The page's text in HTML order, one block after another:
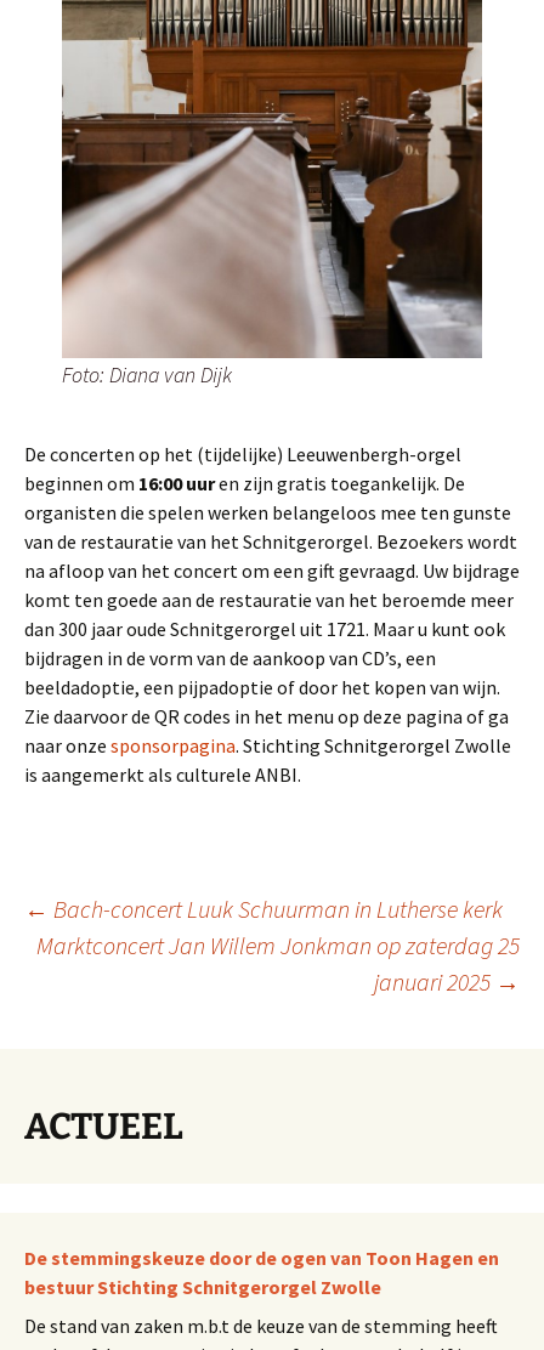
Foto: Diana van Dijk
De concerten op het (tijdelijke) Leeuwenbergh-orgel
beginnen om 16:00 uuren zijn gratis toegankelijk. De
organisten die spelen werken belangeloos mee ten gunste
van de restauratie van het Schnitgerorgel. Bezoekers wordt
na afloop van het concert om een gift gevraagd. Uw bijdrage
komt ten goede aan de restauratie van het beroemde meer
dan 300 jaar oude Schnitgerorgel uit 1721. Maar u kunt ook
bijdragen in de vorm van de aankoop van CD’s, een
beeldadoptie, een pijpadoptie of door het kopen van wijn.
Zie daarvoor de QR codes in het menu op deze pagina of ga
naar onze sponsorpagina. Stichting Schnitgerorgel Zwolle
is aangemerkt als culturele ANBI.
Berichtnavigatie
← Bach-concert Luuk Schuurman in Lutherse kerk
Marktconcert Jan Willem Jonkman op zaterdag 25
januari 2025 →
ACTUEEL
De stemmingskeuze door de ogen van Toon Hagen en
bestuur Stichting Schnitgerorgel Zwolle
De stand van zaken m.b.t de keuze van de stemming heeft